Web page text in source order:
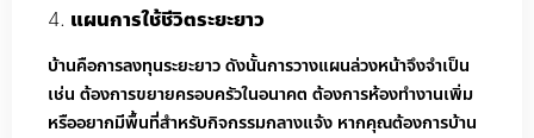
แผนการใช้ชีวิตระยะยาว
บ้านคือการลงทุนระยะยาว ดังนั้นการวางแผนล่วงหน้าจึงจำเป็น
เช่น ต้องการขยายครอบครัวในอนาคต ต้องการห้องทำงานเพิ่ม
หรืออยากมีพื้นที่สำหรับกิจกรรมกลางแจ้ง หากคุณต้องการบ้าน